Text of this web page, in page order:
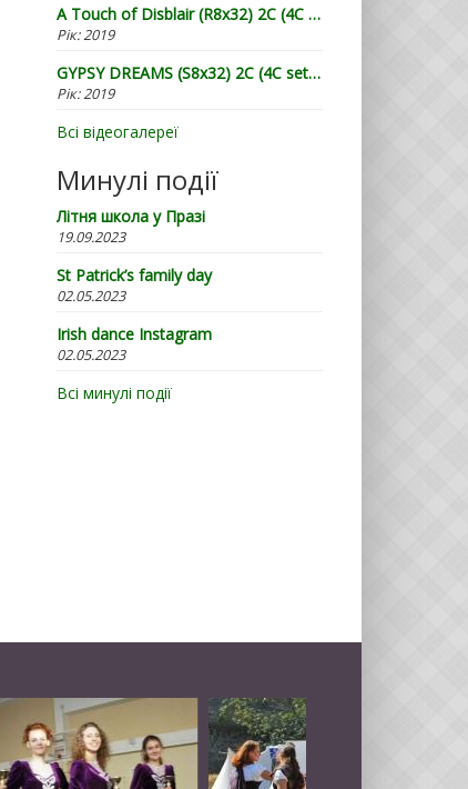
A Touch of Disblair (R8x32) 2C (4C set), автор - John Drewry (2002), демонстрація від "Лугнасаду"
Рік:2019
GYPSY DREAMS (S8x32) 2C (4C set) by Terry Glasspool - Демонстрація від "Лугнасаду"
Рік:2019
Всі відеогалереї
Минулі події
Літня школа у Празі
19.09.2023
St Patrick’s family day
02.05.2023
Irish dance Instagram
02.05.2023
Всі минулі події